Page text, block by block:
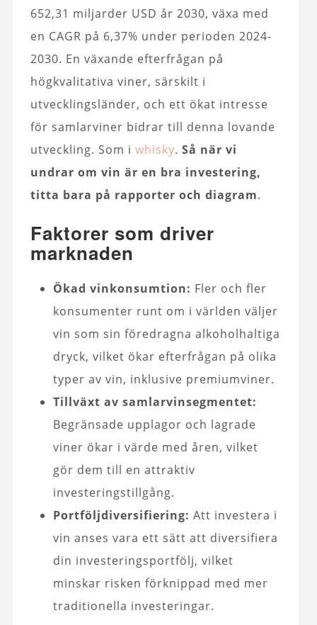
652,31 miljarder USD år 2030, växa med
en CAGR på 6,37% under perioden 2024-
2030. En växande efterfrågan på
högkvalitativa viner, särskilt i
utvecklingsländer, och ett ökat intresse
för samlarviner bidrar till denna lovande
utveckling. Som i whisky. Så när vi
undrar om vin är en bra investering,
titta bara på rapporter och diagram.
Faktorer som driver
marknaden
Ökad vinkonsumtion: Fler och fler
konsumenter runt om i världen väljer
vin som sin föredragna alkoholhaltiga
dryck, vilket ökar efterfrågan på olika
typer av vin, inklusive premiumviner.
Tillväxt av samlarvinsegmentet:
Begränsade upplagor och lagrade
viner ökar i värde med åren, vilket
gör dem till en attraktiv
investeringstillgång.
Portföljdiversifiering: Att investera i
vin anses vara ett sätt att diversifiera
din investeringsportfölj, vilket
minskar risken förknippad med mer
traditionella investeringar.